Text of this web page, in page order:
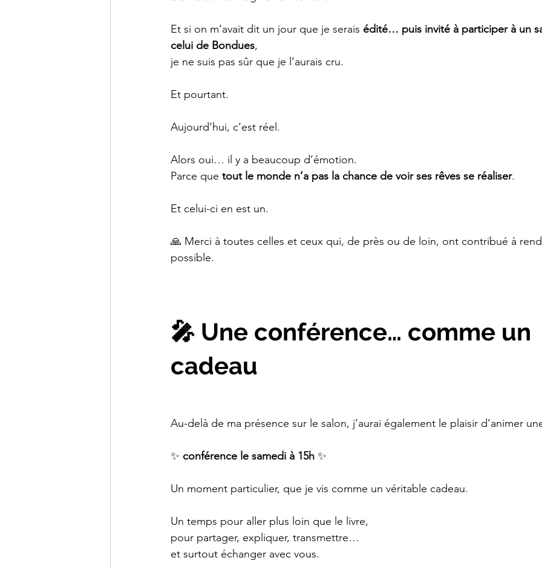
Et si on m’avait dit un jour que je serais édité… puis invité à participer à un
celui de Bondues,
je ne suis pas sûr que je l’aurais cru.
Et pourtant.
Aujourd’hui, c’est réel.
Alors oui… il y a beaucoup d’émotion.
Parce que tout le monde n’a pas la chance de voir ses rêves se réaliser.
Et celui-ci en est un.
🙏 Merci à toutes celles et ceux qui, de près ou de loin, ont contribué à
possible.
🎤 Une conférence… comme un
cadeau
Au-delà de ma présence sur le salon, j’aurai également le plaisir d’animer
✨ conférence le samedi à 15h ✨
Un moment particulier, que je vis comme un véritable cadeau.
Un temps pour aller plus loin que le livre,
pour partager, expliquer, transmettre…
et surtout échanger avec vous.